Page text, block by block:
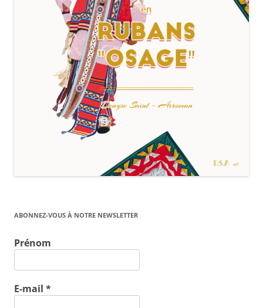
ABONNEZ-VOUS À NOTRE NEWSLETTER
Prénom
E-mail *